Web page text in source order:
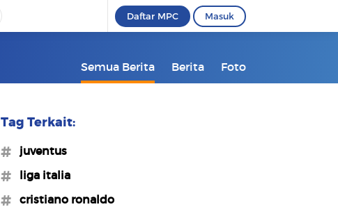
Daftar MPC Masuk
Semua Berita Berita Foto
Tag Terkait:
#juventus
#liga italia
#cristiano ronaldo